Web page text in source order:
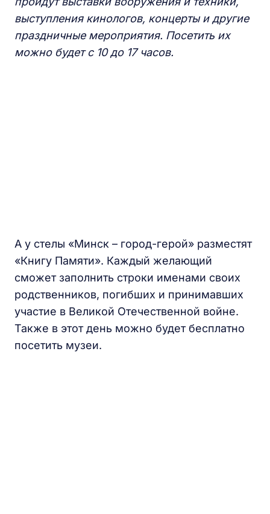
выступления кинологов, концерты и другие
праздничныемероприятия. Посетить их
можно будет с 10 до 17 часов.
А у стелы «Минск – город-герой» разместят
«Книгу Памяти». Каждый желающий
сможет заполнить строки именами своих
родственников, погибших и принимавших
участие в Великой Отечественной войне.
Также в этот день можно будет бесплатно
посетить музеи.